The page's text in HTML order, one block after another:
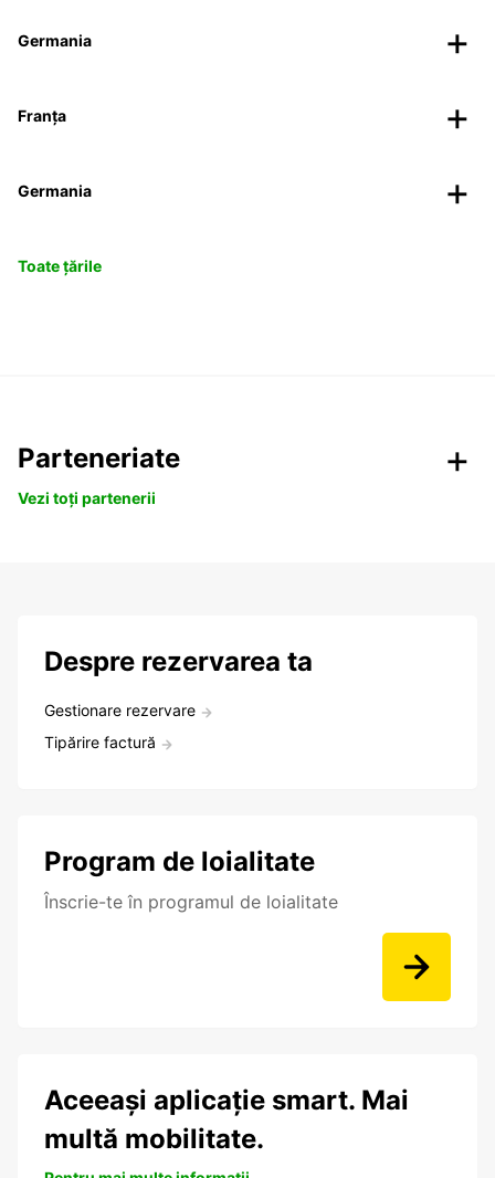
Germania
Franța
Germania
Toate țările
Parteneriate
Vezi toți partenerii
Despre rezervarea ta
Gestionare rezervare
Tipărire factură
Program de loialitate
Înscrie-te în programul de loialitate
Aceeași aplicație smart. Mai
multă mobilitate.